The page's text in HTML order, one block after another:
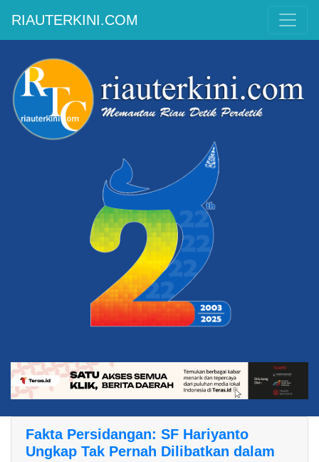
RIAUTERKINI.COM
Fakta Persidangan: SF Hariyanto
Ungkap Tak Pernah Dilibatkan dalam